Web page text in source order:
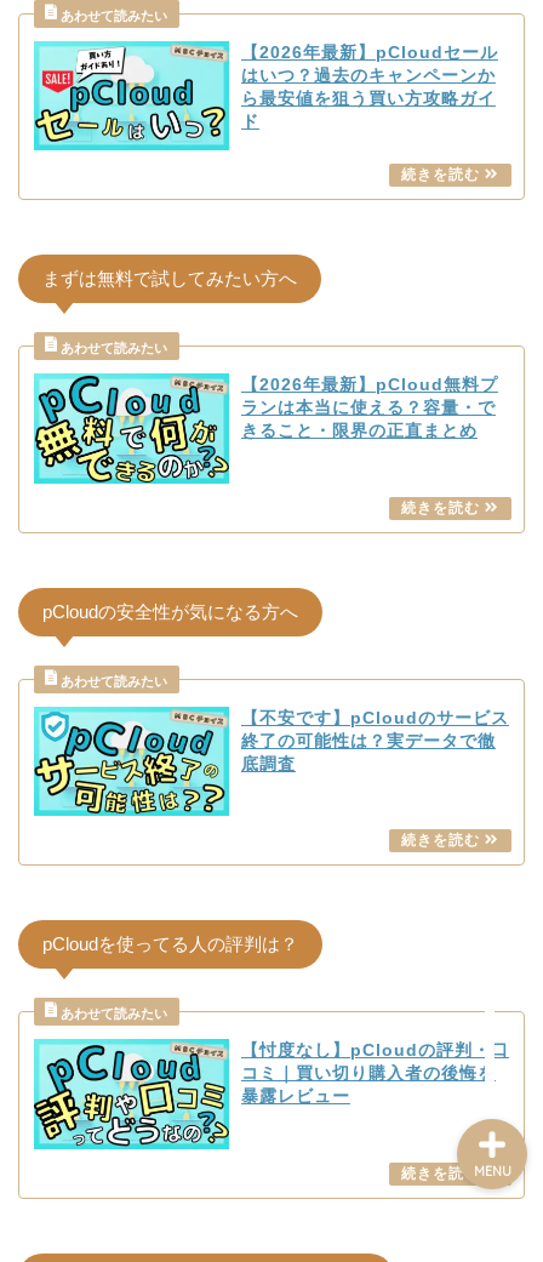
【2026年最新】pCloudセール
はいつ？過去のキャンペーンか
ら最安値を狙う買い方攻略ガイ
ド
まずは無料で試してみたい方へ
【2026年最新】pCloud無料プ
ランは本当に使える？容量・で
きること・限界の正直まとめ
pCloudの安全性が気になる方へ
【不安です】pCloudのサービス
終了の可能性は？実データで徹
底調査
pCloudを使ってる人の評判は？
【忖度なし】pCloudの評判・口
コミ｜買い切り購入者の後悔を
暴露レビュー
MENU
コーヒーが好き
便利なアイテム
Contact